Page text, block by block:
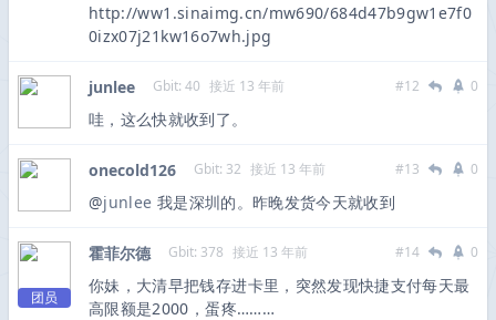
http://ww1.sinaimg.cn/mw690/684d47b9gw1e7f0
0izx07j21kw16o7wh.jpg
junlee Gbit: 40 接近 13 年前 #12 0
哇，这么快就收到了。
onecold126 Gbit: 32 接近 13 年前 #13 0
@junlee 我是深圳的。昨晚发货今天就收到
团员
霍菲尔德 Gbit: 378 接近 13 年前 #14 0
你妹，大清早把钱存进卡里，突然发现快捷支付每天最
高限额是2000，蛋疼………